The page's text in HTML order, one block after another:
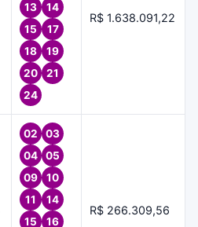
13
14
15
17
18
19
20
21
24
R$ 1.638.091,22
02
03
04
05
09
10
11
14
15
16
R$ 266.309,56